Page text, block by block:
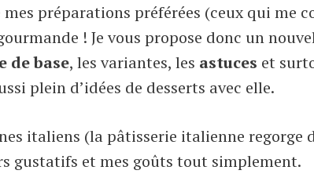
mes préparations préférées (ceux qui me
! Je vous propose donc un
de base, les variantes, les astuces et
plein d’idées de desserts avec elle.
italiens (la pâtisserie italienne regorge
gustatifs et mes goûts tout simplement.